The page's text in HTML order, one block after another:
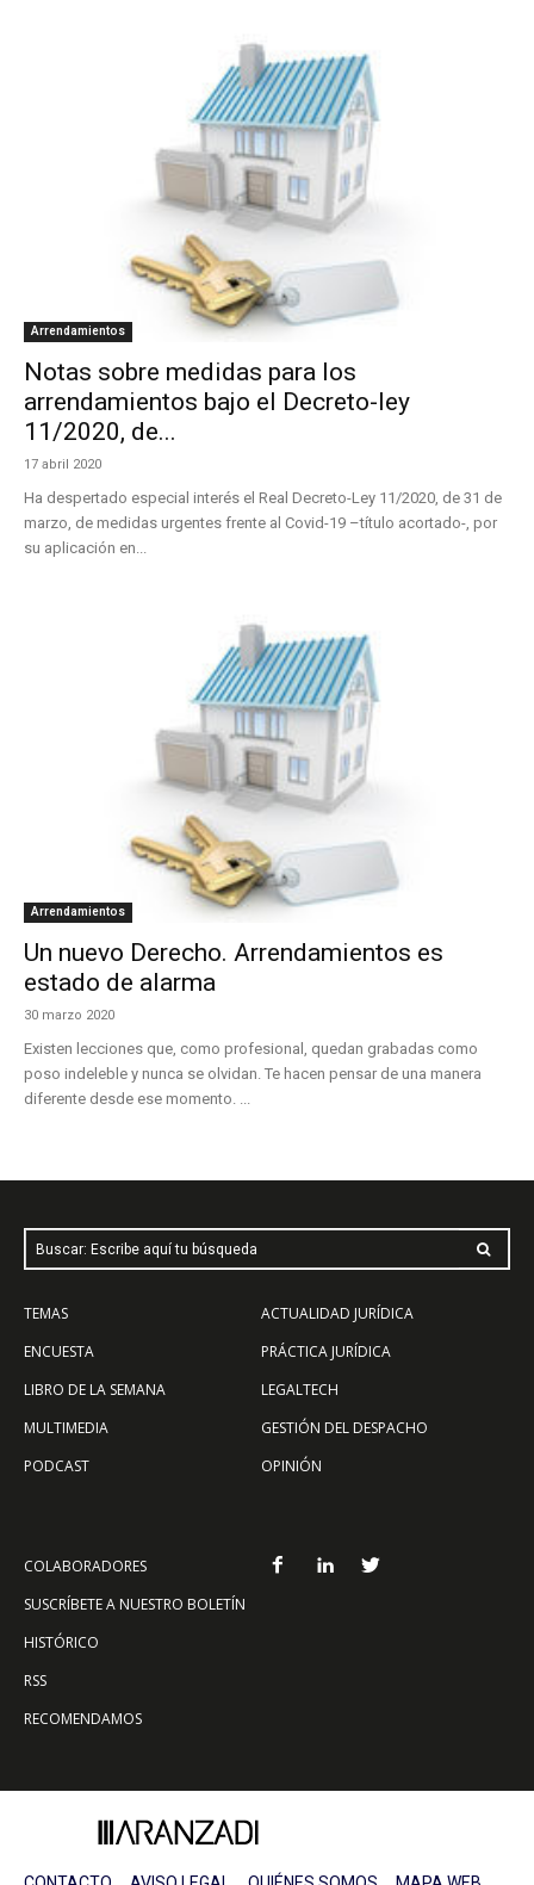
Arrendamientos
Notas sobre medidas para los
arrendamientos bajo el Decreto-ley
11/2020, de...
17 abril 2020
Ha despertado especial interés el Real Decreto-Ley 11/2020, de 31 de
marzo, de medidas urgentes frente al Covid-19 –título acortado-, por
su aplicación en...
Arrendamientos
Un nuevo Derecho. Arrendamientos es
estado de alarma
30 marzo 2020
Existen lecciones que, como profesional, quedan grabadas como
poso indeleble y nunca se olvidan. Te hacen pensar de una manera
diferente desde ese momento. ...
Buscar: Escribe aquí tu búsqueda
TEMAS
ENCUESTA
LIBRO DE LA SEMANA
MULTIMEDIA
PODCAST
ACTUALIDAD JURÍDICA
PRÁCTICA JURÍDICA
LEGALTECH
GESTIÓN DEL DESPACHO
OPINIÓN
COLABORADORES
SUSCRÍBETE A NUESTRO BOLETÍN
HISTÓRICO
RSS
RECOMENDAMOS